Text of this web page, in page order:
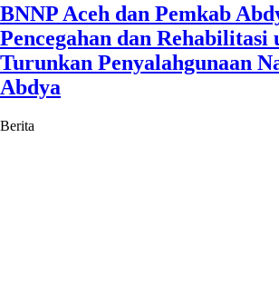
BNNP Aceh dan Pemkab
Pencegahan dan Rehabilitasi
Turunkan Penyalahgunaan
Abdya
Berita